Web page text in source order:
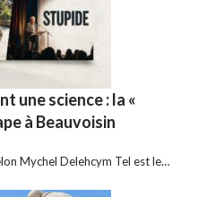
une science : la «
à Beauvoisin
Mychel Delehcym Tel est le…